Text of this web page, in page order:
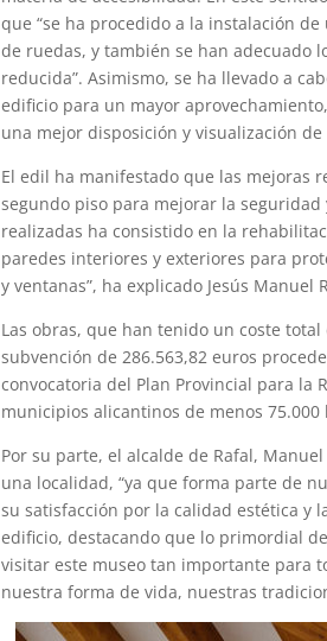
que “se ha procedido a la instalación
de ruedas, y también se han adecuado
reducida”. Asimismo, se ha llevado a
edificio para un mayor
una mejor disposición y visualización
El edil ha manifestado que las mejoras
segundo piso para mejorar la
realizadas ha consistido en la
paredes interiores y exteriores para
y ventanas”, ha explicado Jesús Manuel
Las obras, que han tenido un coste
subvención de 286.563,82 euros
convocatoria del Plan Provincial para
municipios alicantinos de menos 75.000
Por su parte, el alcalde de Rafal,
una localidad, “ya que forma parte de
su satisfacción por la calidad estética y
edificio, destacando que lo primordial
visitar este museo tan importante para
nuestra forma de vida, nuestras